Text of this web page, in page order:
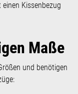
Kissenbezug
Maße
und benötigen